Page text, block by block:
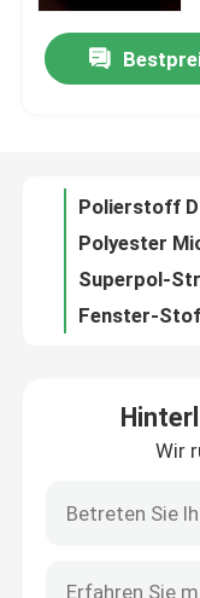
Über uns
Kontakt
Dickflüssige
Recycelte
Polypropylen-
Wir